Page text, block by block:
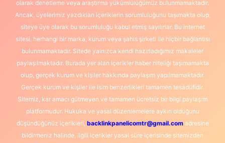
olarak denetleme veya araştırma yükümlülüğümüz bulunmamaktadır.
Ancak, üyelerimiz yazdıkları içeriklerin sorumluluğunu taşımakta olup,
siteye üye olarak bu sorumluluğu kabul etmiş sayılırlar. Bu internet
sitesi, herhangi bir marka, kurum veya şahıs şirketi ile hiçbir bağlantısı
bulunmamaktadır. Sitede yalnızca kendi hazırladığımız makaleler
paylaşılmaktadır. Burada yer alan içerikler haber niteliği taşımamakta
olup, gerçek kurum ve kişiler hakkında paylaşım yapılmamaktadır.
Gerçek kurum ve kişiler ile isim benzerlikleri tamamen tesadüfidir.
Sitemiz, kar amacı gütmeyen ve tamamen ücretsiz bir bilgi paylaşım
platformudur. Hukuka ve yasal düzenlemelere aykırı olduğunu
düşündüğünüz içerikleri, backlinkpanelicomtr@gmail.comadresine
bildirmeniz halinde, ilgili içerikler yasal süre içerisinde sitemizden